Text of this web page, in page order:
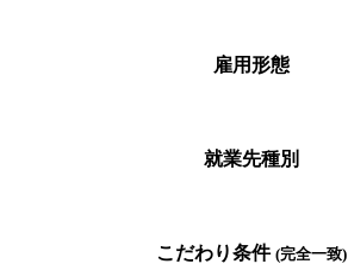
雇用形態
就業先種別
こだわり条件 (完全一致)